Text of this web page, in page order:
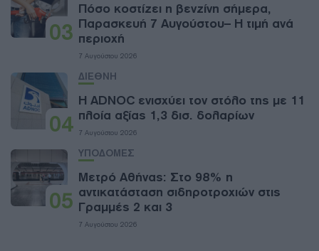
03
Πόσο κοστίζει η βενζίνη σήμερα,
Παρασκευή 7 Αυγούστου– Η τιμή ανά
περιοχή
7 Αυγούστου 2026
04
ΔΙΕΘΝΗ
Η ADNOC ενισχύει τον στόλο της με 11
πλοία αξίας 1,3 δισ. δολαρίων
7 Αυγούστου 2026
05
ΥΠΟΔΟΜΕΣ
Μετρό Αθήνας: Στο 98% η
αντικατάσταση σιδηροτροχιών στις
Γραμμές 2 και 3
7 Αυγούστου 2026